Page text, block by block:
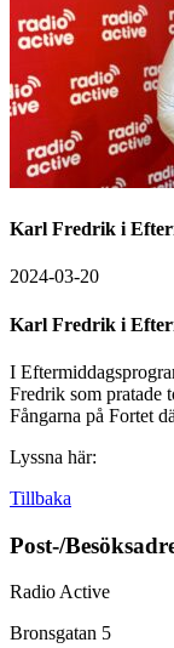
Karl Fredrik i
2024-03-20
Karl Fredrik i
I
Fredrik som pratade
Fångarna på Fortet
Lyssna här:
Tillbaka
Post-/
Radio Active
Bronsgatan 5